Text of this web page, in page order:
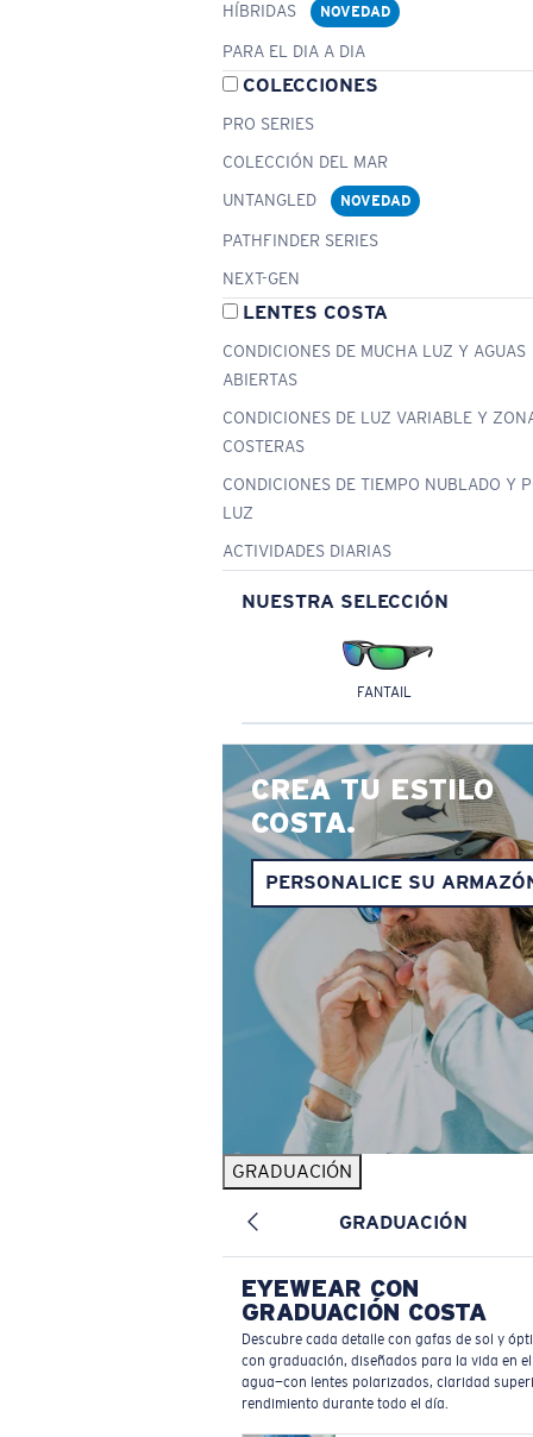
HÍBRIDAS
NOVEDAD
PARA EL DIA A DIA
COLECCIONES
PRO SERIES
COLECCIÓN DEL MAR
UNTANGLED
NOVEDAD
PATHFINDER SERIES
NEXT-GEN
LENTES COSTA
CONDICIONES DE MUCHA LUZ Y AGUAS
ABIERTAS
CONDICIONES DE LUZ VARIABLE Y
COSTERAS
CONDICIONES DE TIEMPO NUBLADO Y
LUZ
ACTIVIDADES DIARIAS
NUESTRA SELECCIÓN
FANTAIL
CREA TU ESTILO
COSTA.
PERSONALICE SU
GRADUACIÓN
GRADUACIÓN
EYEWEAR CON
GRADUACIÓN COSTA
Descubre cada detalle con gafas de sol y
con graduación, diseñados para la vida en el
agua—con lentes polarizados, claridad
rendimiento durante todo el día.